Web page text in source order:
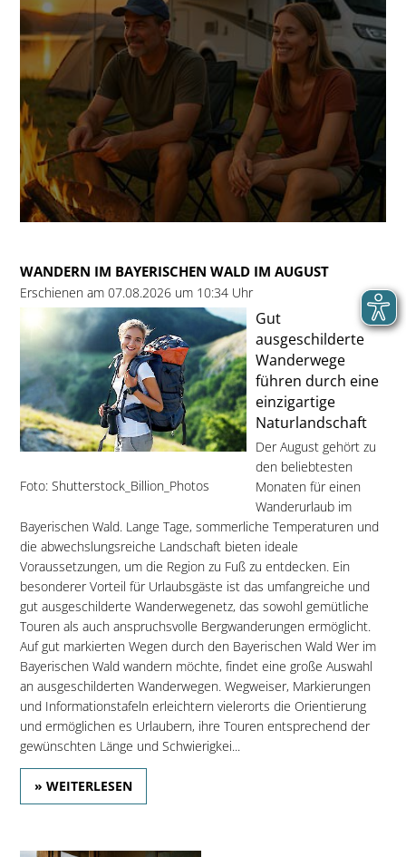
WANDERN IM BAYERISCHEN WALD IM AUGUST
Erschienen am 07.08.2026 um 10:34 Uhr
Foto: Shutterstock_Billion_Photos
Gut
ausgeschilderte
Wanderwege
führen durch eine
einzigartige
Naturlandschaft
Der August gehört zu
den beliebtesten
Monaten für einen
Wanderurlaub im
Bayerischen Wald. Lange Tage, sommerliche Temperaturen und
die abwechslungsreiche Landschaft bieten ideale
Voraussetzungen, um die Region zu Fuß zu entdecken. Ein
besonderer Vorteil für Urlaubsgäste ist das umfangreiche und
gut ausgeschilderte Wanderwegenetz, das sowohl gemütliche
Touren als auch anspruchsvolle Bergwanderungen ermöglicht.
Auf gut markierten Wegen durch den Bayerischen Wald Wer im
Bayerischen Wald wandern möchte, findet eine große Auswahl
an ausgeschilderten Wanderwegen. Wegweiser, Markierungen
und Informationstafeln erleichtern vielerorts die Orientierung
und ermöglichen es Urlaubern, ihre Touren entsprechend der
gewünschten Länge und Schwierigkei...
» WEITERLESEN